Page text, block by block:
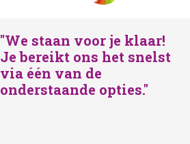
"We staan voor je klaar!
Je bereikt ons het snelst
via één van de
onderstaande opties."